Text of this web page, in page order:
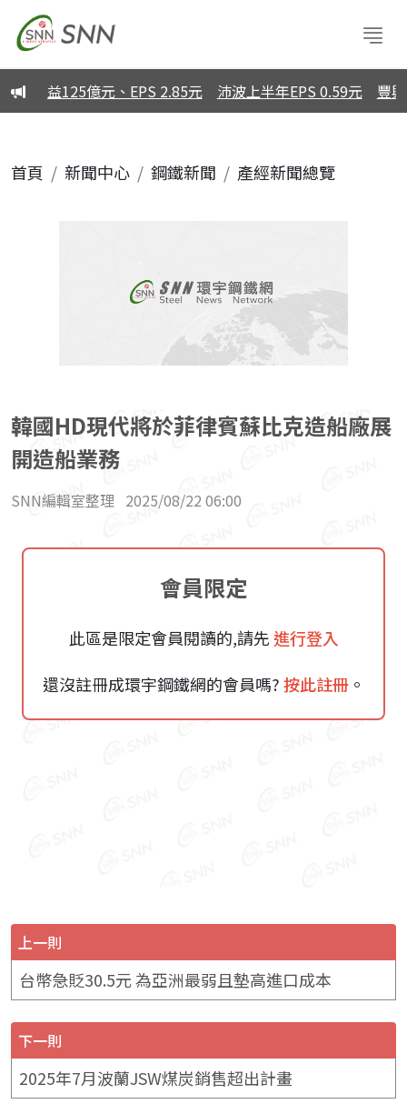
純益125億元、EPS 2.85元 沛波上半年EPS 0.59元 豐興
首頁 新聞中心 鋼鐵新聞 產經新聞總覽
韓國HD現代將於菲律賓蘇比克造船廠展
開造船業務
SNN編輯室整理 2025/08/22 06:00
會員限定
此區是限定會員閱讀的,請先 進行登入
還沒註冊成環宇鋼鐵網的會員嗎?按此註冊。
上一則
台幣急貶30.5元 為亞洲最弱且墊高進口成本
下一則
2025年7月波蘭JSW煤炭銷售超出計畫